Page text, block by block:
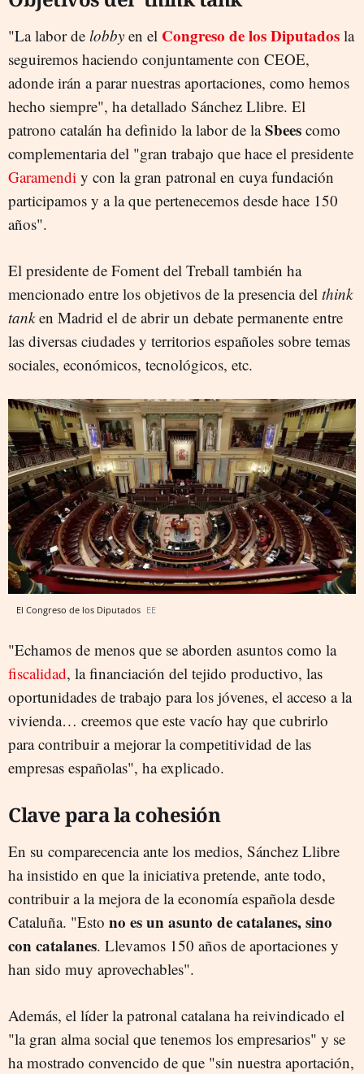
"La labor de lobby en el Congreso de los Diputados la
seguiremos haciendo conjuntamente con CEOE,
adonde irán a parar nuestras aportaciones, como hemos
hecho siempre", ha detallado Sánchez Llibre. El
patrono catalán ha definido la labor de laSbees como
complementaria del "gran trabajo que hace el presidente
Garamendi y con la gran patronal en cuya fundación
participamos y a la que pertenecemos desde hace 150
años".
El presidente de Foment del Treball también ha
mencionado entre los objetivos de la presencia del think
tanken Madrid el de abrir un debate permanente entre
las diversas ciudades y territorios españoles sobre temas
sociales, económicos, tecnológicos, etc.
El Congreso de los Diputados EE
"Echamos de menos que se aborden asuntos como la
fiscalidad, la financiación del tejido productivo, las
oportunidades de trabajo para los jóvenes, el acceso a la
vivienda… creemos que este vacío hay que cubrirlo
para contribuir a mejorar la competitividad de las
empresas españolas", ha explicado.
Clave para la cohesión
En su comparecencia ante los medios, Sánchez Llibre
ha insistido en que la iniciativa pretende, ante todo,
contribuir a la mejora de la economía española desde
Cataluña. "Esto no es un asunto de catalanes, sino
con catalanes. Llevamos 150 años de aportaciones y
han sido muy aprovechables".
Además, el líder la patronal catalana ha reivindicado el
"la gran alma social que tenemos los empresarios" y se
ha mostrado convencido de que "sin nuestra aportación,